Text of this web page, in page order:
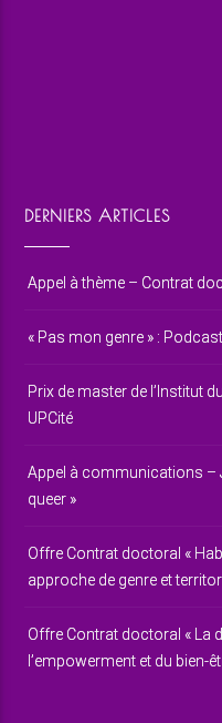
DERNIERS ARTICLES
Appel à thème – Contrat
« Pas mon genre » :
Prix de master de l’Institut
UPCité
Appel à communications –
queer »
Offre Contrat doctoral «
approche de genre et
Offre Contrat doctoral « La
l’empowerment et du bien-